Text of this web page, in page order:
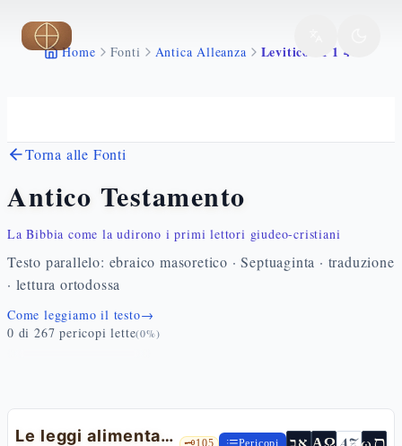
Vai al contenuto principale
Home Fonti Antica Alleanza Levitico 11 1 47
Torna alle Fonti
Antico Testamento
La Bibbia come la udirono i primi lettori giudeo-cristiani
Testo parallelo: ebraico masoretico · Septuaginta · traduzione
· lettura ortodossa
Come leggiamo il testo→
0 di 267 pericopi lette(0%)
Le leggi alimentari: puro e impuro — Lv 11,1-47 🗝️105 Pericopi אב ΑΩ